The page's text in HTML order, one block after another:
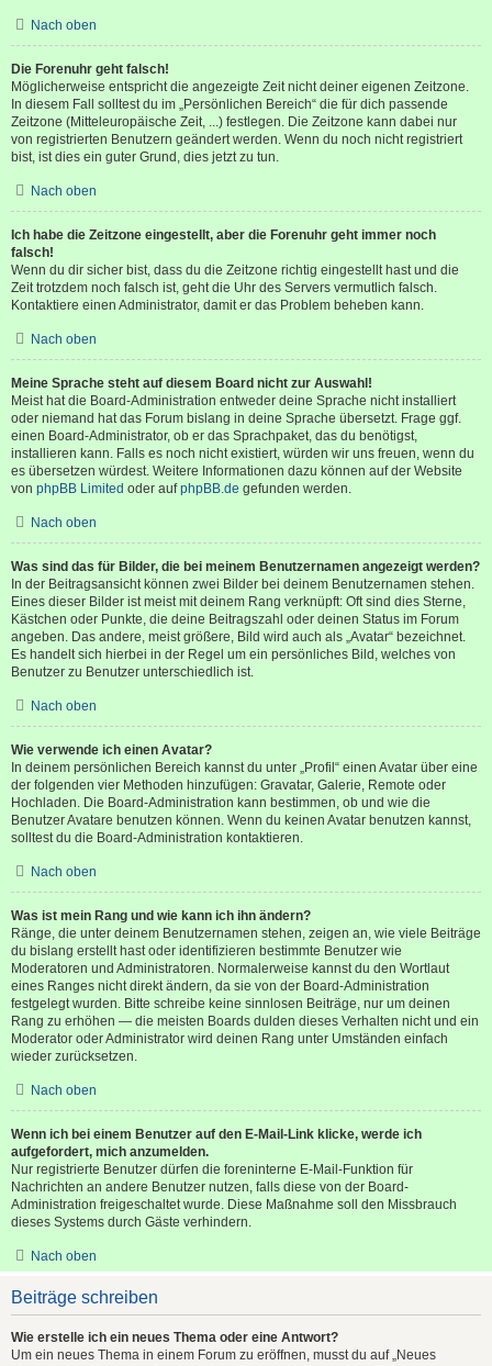
Nach oben
Die Forenuhr geht falsch!
Möglicherweise entspricht die angezeigte Zeit nicht deiner eigenen Zeitzone.
In diesem Fall solltest du im „Persönlichen Bereich“ die für dich passende
Zeitzone (Mitteleuropäische Zeit, ...) festlegen. Die Zeitzone kann dabei nur
von registrierten Benutzern geändert werden. Wenn du noch nicht registriert
bist, ist dies ein guter Grund, dies jetzt zu tun.
Nach oben
Ich habe die Zeitzone eingestellt, aber die Forenuhr geht immer noch
falsch!
Wenn du dir sicher bist, dass du die Zeitzone richtig eingestellt hast und die
Zeit trotzdem noch falsch ist, geht die Uhr des Servers vermutlich falsch.
Kontaktiere einen Administrator, damit er das Problem beheben kann.
Nach oben
Meine Sprache steht auf diesem Board nicht zur Auswahl!
Meist hat die Board-Administration entweder deine Sprache nicht installiert
oder niemand hat das Forum bislang in deine Sprache übersetzt. Frage ggf.
einen Board-Administrator, ob er das Sprachpaket, das du benötigst,
installieren kann. Falls es noch nicht existiert, würden wir uns freuen, wenn du
es übersetzen würdest. Weitere Informationen dazu können auf der Website
von phpBB Limited oder aufphpBB.de gefunden werden.
Nach oben
Was sind das für Bilder, die bei meinem Benutzernamen angezeigt werden?
In der Beitragsansicht können zwei Bilder bei deinem Benutzernamen stehen.
Eines dieser Bilder ist meist mit deinem Rang verknüpft: Oft sind dies Sterne,
Kästchen oder Punkte, die deine Beitragszahl oder deinen Status im Forum
angeben. Das andere, meist größere, Bild wird auch als „Avatar“ bezeichnet.
Es handelt sich hierbei in der Regel um ein persönliches Bild, welches von
Benutzer zu Benutzer unterschiedlich ist.
Nach oben
Wie verwende ich einen Avatar?
In deinem persönlichen Bereich kannst du unter „Profil“ einen Avatar über eine
der folgenden vier Methoden hinzufügen: Gravatar, Galerie, Remote oder
Hochladen. Die Board-Administration kann bestimmen, ob und wie die
Benutzer Avatare benutzen können. Wenn du keinen Avatar benutzen kannst,
solltest du die Board-Administration kontaktieren.
Nach oben
Was ist mein Rang und wie kann ich ihn ändern?
Ränge, die unter deinem Benutzernamen stehen, zeigen an, wie viele Beiträge
du bislang erstellt hast oder identifizieren bestimmte Benutzer wie
Moderatoren und Administratoren. Normalerweise kannst du den Wortlaut
eines Ranges nicht direkt ändern, da sie von der Board-Administration
festgelegt wurden. Bitte schreibe keine sinnlosen Beiträge, nur um deinen
Rang zu erhöhen — die meisten Boards dulden dieses Verhalten nicht und ein
Moderator oder Administrator wird deinen Rang unter Umständen einfach
wieder zurücksetzen.
Nach oben
Wenn ich bei einem Benutzer auf den E-Mail-Link klicke, werde ich
aufgefordert, mich anzumelden.
Nur registrierte Benutzer dürfen die foreninterne E-Mail-Funktion für
Nachrichten an andere Benutzer nutzen, falls diese von der Board-
Administration freigeschaltet wurde. Diese Maßnahme soll den Missbrauch
dieses Systems durch Gäste verhindern.
Nach oben
Beiträge schreiben
Wie erstelle ich ein neues Thema oder eine Antwort?
Um ein neues Thema in einem Forum zu eröffnen, musst du auf „Neues